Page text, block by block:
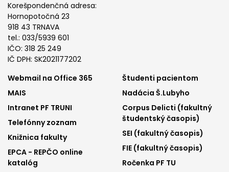
Korešpondenčná adresa:
Hornopotočná 23
918 43 TRNAVA
tel.: 033/5939 601
IČO: 318 25 249
IČ DPH: SK2021177202
Footer
menu
1
Webmail na Office 365
MAIS
Intranet PF TRUNI
Telefónny zoznam
Knižnica fakulty
EPCA - REPČO online
katalóg
Footer
menu
2
Študenti pacientom
Nadácia Š.Lubyho
Corpus Delicti (fakultný
študentský časopis)
SEI (fakultný časopis)
FIE (fakultný časopis)
Ročenka PF TU